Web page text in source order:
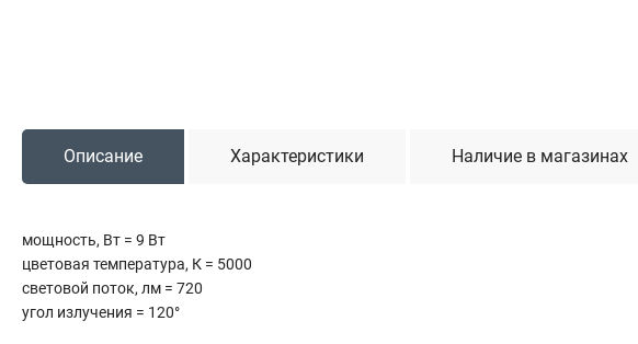
Тросы буксировочные
Описание Характеристики Наличие в магазинах
мощность, Вт = 9 Вт
цветовая температура, К = 5000
световой поток, лм = 720
угол излучения = 120°